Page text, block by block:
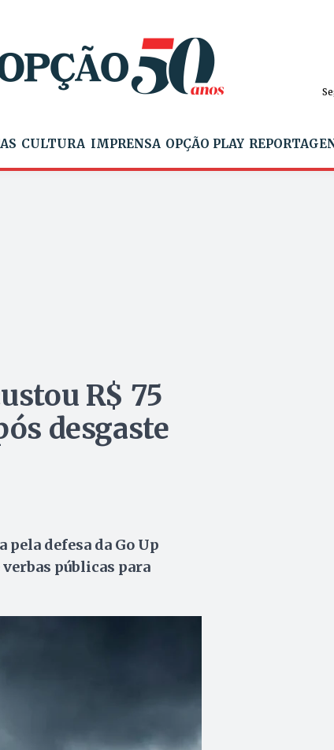
CULTURA IMPRENSA OPÇÃO PLAY
R$ 75
desgaste
defesa da Go Up
públicas para